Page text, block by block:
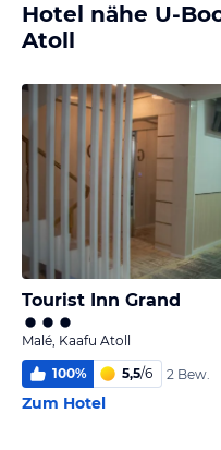
Hotel nähe U-
Atoll
Tourist Inn Grand
Malé, Kaafu Atoll
100% 5,5/6 2 Bew.
Zum Hotel